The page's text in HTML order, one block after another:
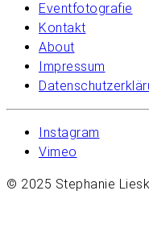
Eventfotografie
Kontakt
About
Impressum
Instagram
Vimeo
© 2025 Stephanie